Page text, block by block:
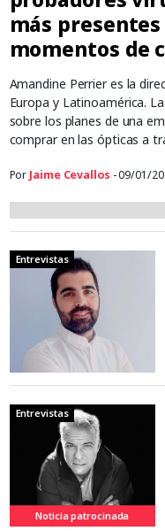
más
momentos de
Amandine Perrier es la
Europa y Latinoamérica.
sobre los planes de una
comprar en las ópticas a
Por Jaime Cevallos - 09/01/
Entrevistas
Entrevistas
Noticia patrocinada